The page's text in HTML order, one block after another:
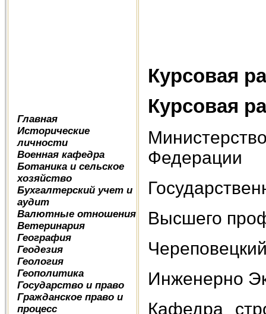
Главная
Исторические
личности
Военная кафедра
Ботаника и сельское
хозяйство
Бухгалтерский учет и
аудит
Валютные отношения
Ветеринария
География
Геодезия
Геология
Геополитика
Государство и право
Гражданское право и
процесс
Курсовая
Курсовая
Федерации
Высшего
Инженерно
Кафедра